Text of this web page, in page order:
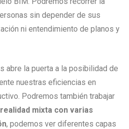
sin depender de sus
ni entendimiento de planos y
abre la puerta a la posibilidad de
nuestras eficiencias en
Podremos también trabajar
realidad mixta con varias
, podemos ver diferentes capas